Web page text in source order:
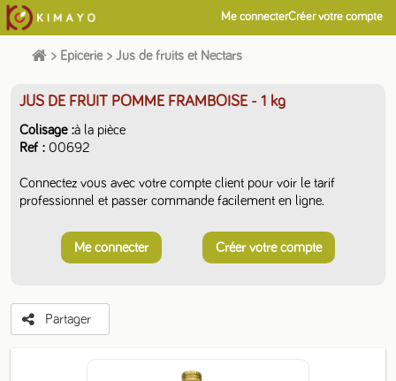
Me connecterCréer votre compte
> Epicerie > Jus de fruits et Nectars
JUS DE FRUIT POMME FRAMBOISE - 1 kg
Colisage à la pièce
Ref
00692
Connectez vous avec votre compte client pour voir le tarif
professionnel et passer commande facilement en ligne.
Me connecter Créer votre compte
Partager